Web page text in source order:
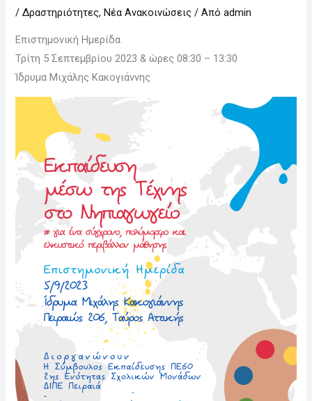
/Δραστηριότητες,Νέα Ανακοινώσεις / Απόadmin
Επιστημονική Ημερίδα
Τρίτη 5 Σεπτεμβρίου 2023 & ώρες 08:30 – 13:30
Ίδρυμα Μιχάλης Κακογιάννης